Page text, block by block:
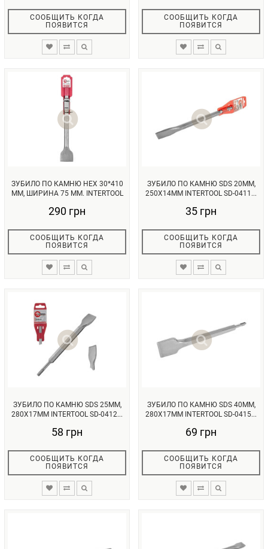
СООБЩИТЬ КОГДА
ПОЯВИТСЯ
СООБЩИТЬ КОГДА
ПОЯВИТСЯ
ЗУБИЛО ПО КАМНЮ HEX 30*410
ММ, ШИРИНА 75 ММ. INTERTOOL
290 грн
СООБЩИТЬ КОГДА
ПОЯВИТСЯ
ЗУБИЛО ПО КАМНЮ SDS 20ММ,
250X14ММ INTERTOOL SD-0411...
35 грн
СООБЩИТЬ КОГДА
ПОЯВИТСЯ
ЗУБИЛО ПО КАМНЮ SDS 25ММ,
280X17ММ INTERTOOL SD-0412...
58 грн
СООБЩИТЬ КОГДА
ПОЯВИТСЯ
ЗУБИЛО ПО КАМНЮ SDS 40ММ,
280X17ММ INTERTOOL SD-0415...
69 грн
СООБЩИТЬ КОГДА
ПОЯВИТСЯ